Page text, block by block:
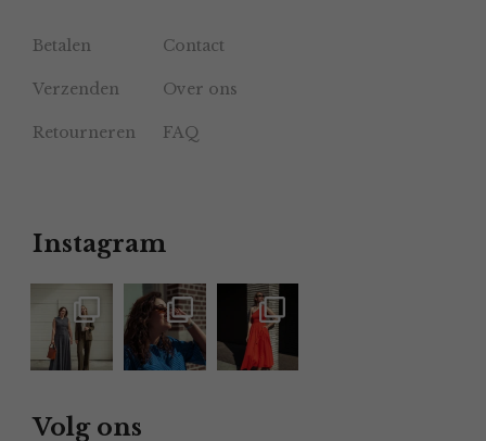
Betalen Contact
Verzenden Over ons
Retourneren FAQ
Instagram
Volg ons